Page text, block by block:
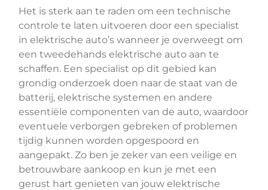
Het is sterk aan te raden om een technische
controle te laten uitvoeren door een specialist
in elektrische auto’s wanneer je overweegt om
een tweedehands elektrische auto aan te
schaffen. Een specialist op dit gebied kan
grondig onderzoek doen naar de staat van de
batterij, elektrische systemen en andere
essentiële componenten van de auto, waardoor
eventuele verborgen gebreken of problemen
tijdig kunnen worden opgespoord en
aangepakt. Zo ben je zeker van een veilige en
betrouwbare aankoop en kun je met een
gerust hart genieten van jouw elektrische